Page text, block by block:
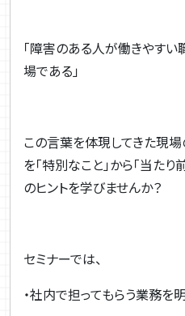
「障害のある人が働きやす
場である」
この言葉を体現してきた現
を「特別なこと」から「当た
のヒントを学びませんか？
セミナーでは、
・社内で担ってもらう業務を